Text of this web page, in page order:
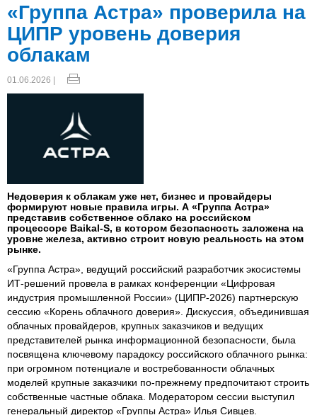
«Группа Астра» проверила на
ЦИПР уровень доверия
облакам
01.06.2026 |
Недоверия к облакам уже нет, бизнес и провайдеры
формируют новые правила игры. А «Группа Астра»
представив собственное облако на российском
процессоре Baikal-S, в котором безопасность заложена на
уровне железа, активно строит новую реальность на этом
рынке.
«Группа Астра», ведущий российский разработчик экосистемы
ИТ-решений провела в рамках конференции «Цифровая
индустрия промышленной России» (ЦИПР-2026) партнерскую
сессию «Корень облачного доверия». Дискуссия, объединившая
облачных провайдеров, крупных заказчиков и ведущих
представителей рынка информационной безопасности, была
посвящена ключевому парадоксу российского облачного рынка:
при огромном потенциале и востребованности облачных
моделей крупные заказчики по-прежнему предпочитают строить
собственные частные облака. Модератором сессии выступил
генеральный директор «Группы Астра» Илья Сивцев.